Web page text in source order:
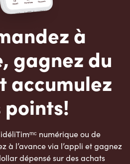
à
gagnez du
accumulez
points!
numérique ou de
à l’avance via l’appli et gagnez
dépensé sur des achats